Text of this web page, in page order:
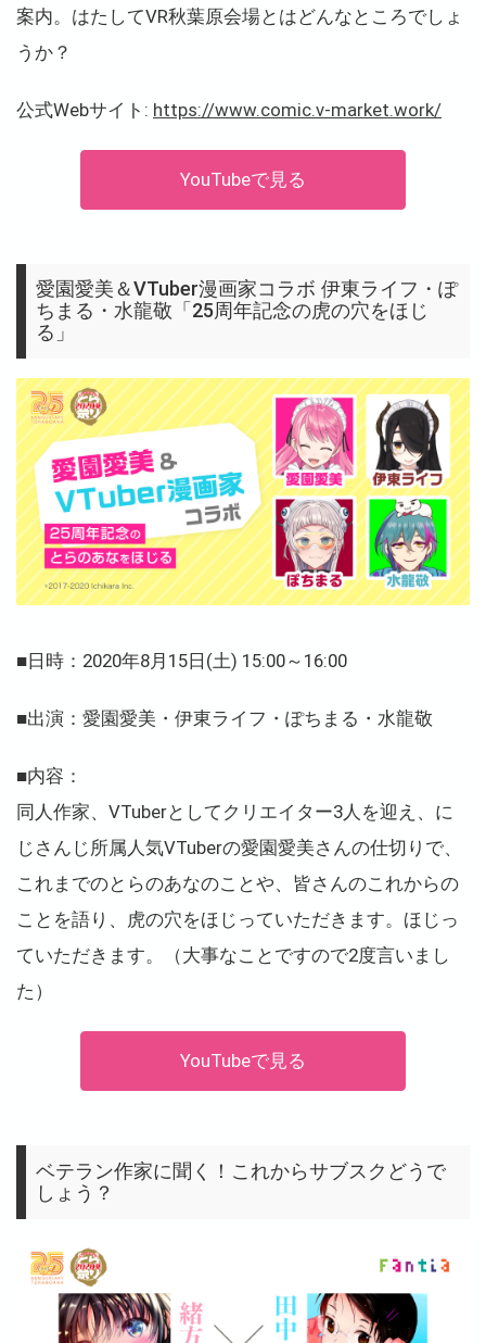
案内。はたしてVR秋葉原会場とはどんなところでしょ
うか？
公式Webサイト: https://www.comic.v-market.work/
YouTubeで見る
愛園愛美＆VTuber漫画家コラボ 伊東ライフ・ぽ
ちまる・水龍敬「25周年記念の虎の穴をほじ
る」
■日時：2020年8月15日(土) 15:00～16:00
■出演：愛園愛美・伊東ライフ・ぽちまる・水龍敬
■内容：
同人作家、VTuberとしてクリエイター3人を迎え、に
じさんじ所属人気VTuberの愛園愛美さんの仕切りで、
これまでのとらのあなのことや、皆さんのこれからの
ことを語り、虎の穴をほじっていただきます。ほじっ
ていただきます。（大事なことですので2度言いまし
た）
YouTubeで見る
ベテラン作家に聞く！これからサブスクどうで
しょう？